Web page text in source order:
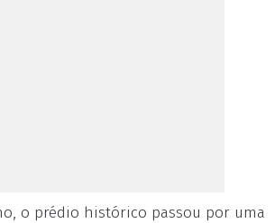
o prédio histórico passou por uma